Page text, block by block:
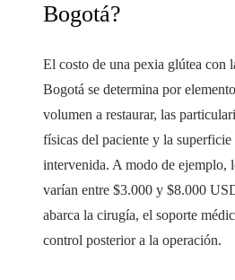
Bogotá?
El costo de una pexia glútea con
Bogotá se determina por
volumen a restaurar, las
físicas del paciente y la superficie
intervenida. A modo de ejemplo,
varían entre $3.000 y $8.000
abarca la cirugía, el soporte
control posterior a la operación.